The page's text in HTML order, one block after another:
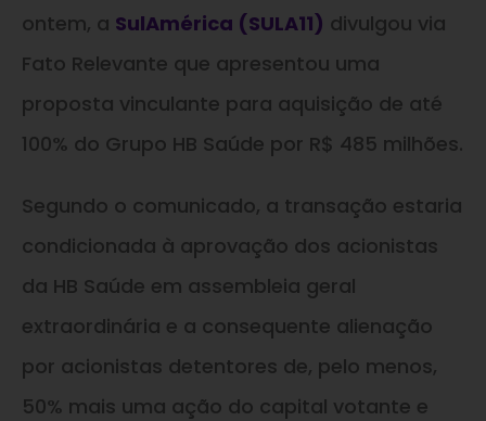
ontem, a SulAmérica (SULA11) divulgou via
Fato Relevante que apresentou uma
proposta vinculante para aquisição de até
100% do Grupo HB Saúde por R$ 485 milhões.
Segundo o comunicado, a transação estaria
condicionada à aprovação dos acionistas
da HB Saúde em assembleia geral
extraordinária e a consequente alienação
por acionistas detentores de, pelo menos,
50% mais uma ação do capital votante e